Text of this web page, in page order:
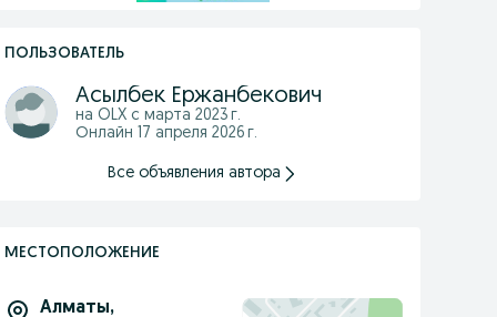
ПОЛЬЗОВАТЕЛЬ
Асылбек Ержанбекович
на OLX с марта 2023 г.
Онлайн 17 апреля 2026 г.
Все объявления автора
МЕСТОПОЛОЖЕНИЕ
Алматы,